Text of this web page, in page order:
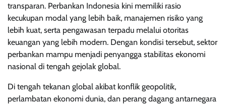
transparan. Perbankan Indonesia kini memiliki rasio
kecukupan modal yang lebih baik, manajemen risiko yang
lebih kuat, serta pengawasan terpadu melalui otoritas
keuangan yang lebih modern. Dengan kondisi tersebut, sektor
perbankan mampu menjadi penyangga stabilitas ekonomi
nasional di tengah gejolak global.
Di tengah tekanan global akibat konflik geopolitik,
perlambatan ekonomi dunia, dan perang dagang antarnegara